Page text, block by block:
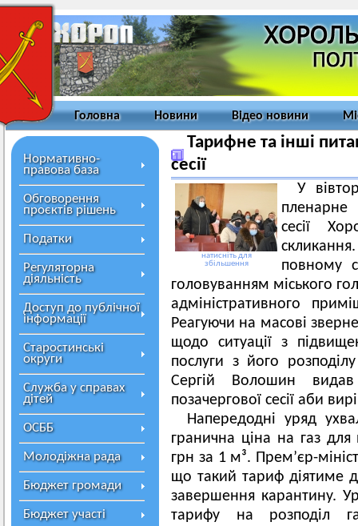
Головна Новини Відео новини
Нормативно-
правова база
Обговорення
проєктів рішень
Податки
Регуляторна
діяльність
Доступ до публічної
інформації
Старостинські
округи
Служба у справах
дітей
ОСББ
Молодіжна рада
Бюджет громади
Бюджет участі
Тарифне та інші
сесії
натисніть для
збільшення
У
пленарне
сесії
повному
головуванням міського
адміністративного
Реагуючи на масові
щодо ситуації з
послуги з його
Сергій Волошин
позачергової сесії аби
Напередодні уряд
гранична ціна на газ для
грн за 1 м³. Прем’єр-
що такий тариф діятиме
завершення карантину.
тарифу на розподіл